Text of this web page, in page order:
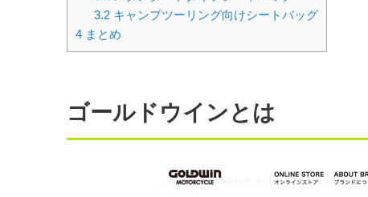
3.2キャンプツーリング向けシートバッグ
4 まとめ
ゴールドウインとは